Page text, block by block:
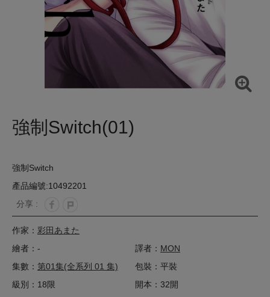
強制Switch(01)
強制Switch
產品編號:10492201
分享 :
作家： 彩田あまた
繪者：-
譯者： MON
集數： 第01集(全系列 01 集)
包裝：平裝
級別：18限
開本：32開